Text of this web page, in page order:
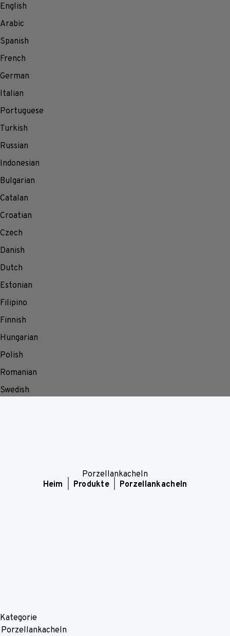
English
Arabic
Spanish
French
German
Italian
Portuguese
Turkish
Russian
Indonesian
Bulgarian
Catalan
Croatian
Czech
Danish
Dutch
Estonian
Filipino
Finnish
Hungarian
Polish
Romanian
Swedish
Porzellankacheln
Heim
Produkte Porzellankacheln
Kategorie
Porzellankacheln